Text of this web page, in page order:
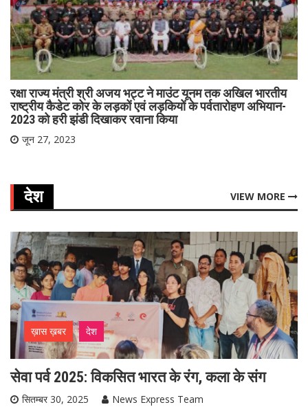
रक्षा राज्य मंत्री श्री अजय भट्ट ने माउंट यूनम तक अखिल भारतीय
राष्ट्रीय कैडेट कोर के लड़कों एवं लड़कियों के पर्वतारोहण अभियान-
2023 को हरी झंडी दिखाकर रवाना किया
जून 27, 2023
देश VIEW MORE
ख़ास ख़बर देश
सेवा पर्व 2025: विकसित भारत के रंग, कला के संग
सितम्बर 30, 2025
News Express Team